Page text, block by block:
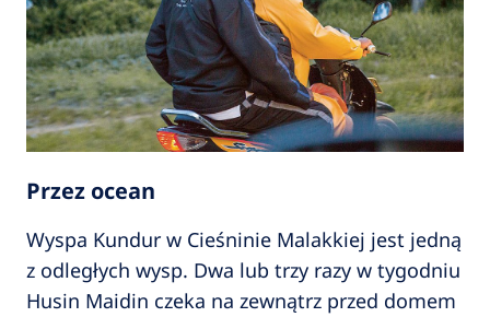
Przez ocean
Wyspa Kundur w Cieśninie Malakkiej jest jedną
z odległych wysp. Dwa lub trzy razy w tygodniu
Husin Maidin czeka na zewnątrz przed domem